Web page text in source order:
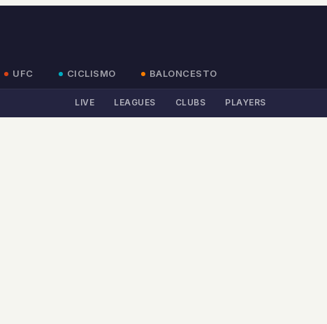
UFC CICLISMO BALONCESTO
LIVE LEAGUES CLUBS PLAYERS